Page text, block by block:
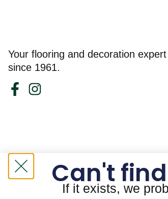
Your flooring and decoration expert
since 1961.
Can't
If it exists, we